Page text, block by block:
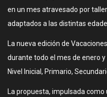
en un mes atravesado por
adaptados a las distintas
La nueva edición de
durante todo el mes de enero
Nivel Inicial, Primario,
La propuesta, impulsada